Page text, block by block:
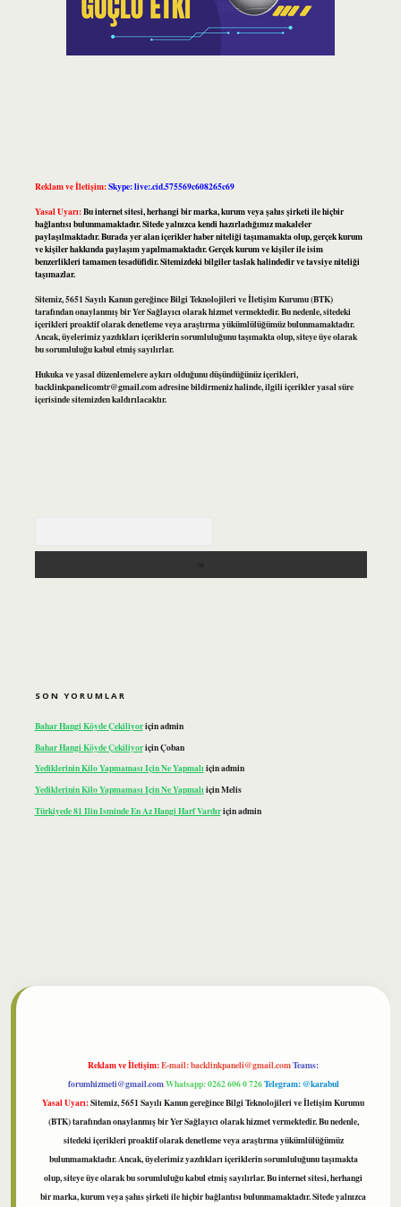
Reklam ve İletişim:Skype: live:.cid.575569c608265c69
Yasal Uyarı:Bu internet sitesi, herhangi bir marka, kurum veya şahıs şirketi ile hiçbir
bağlantısı bulunmamaktadır. Sitede yalnızca kendi hazırladığımız makaleler
paylaşılmaktadır. Burada yer alan içerikler haber niteliği taşımamakta olup, gerçek kurum
ve kişiler hakkında paylaşım yapılmamaktadır. Gerçek kurum ve kişiler ile isim
benzerlikleri tamamen tesadüfidir. Sitemizdeki bilgiler taslak halindedir ve tavsiye niteliği
taşımazlar.
Sitemiz, 5651 Sayılı Kanun gereğince Bilgi Teknolojileri ve İletişim Kurumu (BTK)
tarafından onaylanmış bir Yer Sağlayıcı olarak hizmet vermektedir. Bu nedenle, sitedeki
içerikleri proaktif olarak denetleme veya araştırma yükümlülüğümüz bulunmamaktadır.
Ancak, üyelerimiz yazdıkları içeriklerin sorumluluğunu taşımakta olup, siteye üye olarak
bu sorumluluğu kabul etmiş sayılırlar.
Hukuka ve yasal düzenlemelere aykırı olduğunu düşündüğünüz içerikleri,
backlinkpanelicomtr@gmail.comadresine bildirmeniz halinde, ilgili içerikler yasal süre
içerisinde sitemizden kaldırılacaktır.
SON YORUMLAR
Bahar Hangi Köyde Çekiliyoriçinadmin
Bahar Hangi Köyde ÇekiliyoriçinÇoban
Yediklerinin Kilo Yapmaması Için Ne Yapmalıiçinadmin
Yediklerinin Kilo Yapmaması Için Ne YapmalıiçinMelis
Türkiyede 81 Ilin Isminde En Az Hangi Harf Vardıriçinadmin
Reklam ve İletişim:E-mail:backlinkpaneli@gmail.comTeams:
forumhizmeti@gmail.comWhatsapp: 0262 606 0 726Telegram: @karabul
Yasal Uyarı:Sitemiz, 5651 Sayılı Kanun gereğince Bilgi Teknolojileri ve İletişim Kurumu
(BTK) tarafından onaylanmış bir Yer Sağlayıcı olarak hizmet vermektedir. Bu nedenle,
sitedeki içerikleri proaktif olarak denetleme veya araştırma yükümlülüğümüz
bulunmamaktadır. Ancak, üyelerimiz yazdıkları içeriklerin sorumluluğunu taşımakta
olup, siteye üye olarak bu sorumluluğu kabul etmiş sayılırlar. Bu internet sitesi, herhangi
bir marka, kurum veya şahıs şirketi ile hiçbir bağlantısı bulunmamaktadır. Sitede yalnızca